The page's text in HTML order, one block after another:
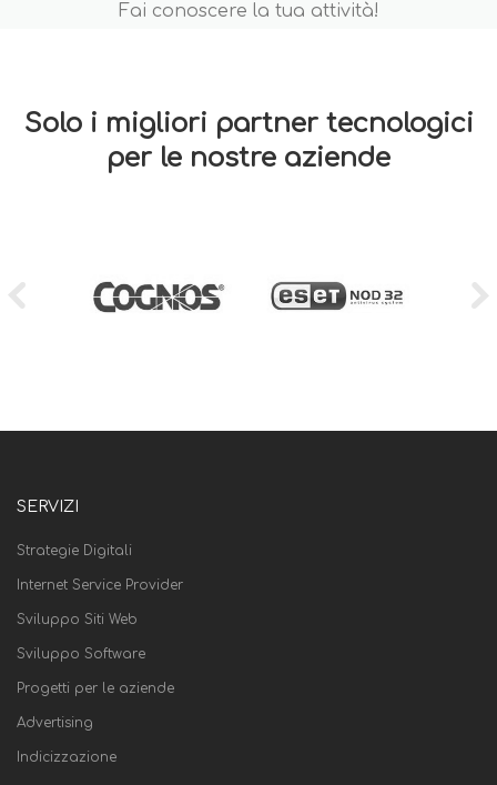
Fai conoscere la tua attività!
Solo i migliori partner tecnologici
per le nostre aziende
SERVIZI
Strategie Digitali
Internet Service Provider
Sviluppo Siti Web
Sviluppo Software
Progetti per le aziende
Advertising
Indicizzazione